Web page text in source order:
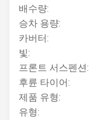
배수량:
승차 용량:
카버터:
빛:
프론트 서스펜션:
후륜 타이어:
제품 유형:
유형: